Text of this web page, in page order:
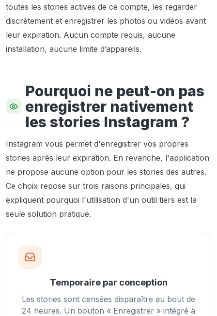
toutes les stories actives de ce compte, les regarder
discrètement et enregistrer les photos ou vidéos avant
leur expiration. Aucun compte requis, aucune
installation, aucune limite d’appareils.
Pourquoi ne peut-on pas
enregistrer nativement
les stories Instagram ?
Instagram vous permet d'enregistrer vos propres
stories après leur expiration. En revanche, l'application
ne propose aucune option pour les stories des autres.
Ce choix repose sur trois raisons principales, qui
expliquent pourquoi l'utilisation d'un outil tiers est la
seule solution pratique.
Temporaire par conception
Les stories sont censées disparaître au bout de
24 heures. Un bouton « Enregistrer » intégré à